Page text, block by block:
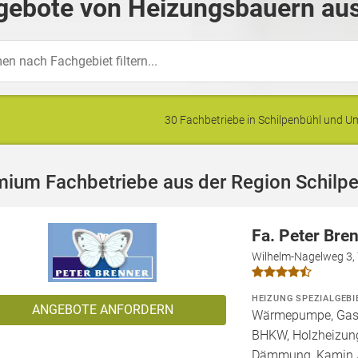
von Heizungsbauern
30 Fachbetriebe in Schilpenbühl und
Fachbetriebe aus der Region
ANGEBOTE ANFORDERN
Fa. Peter
Wilhelm-Nagelweg
HEIZUNG
Wärmepumpe,
BHKW,